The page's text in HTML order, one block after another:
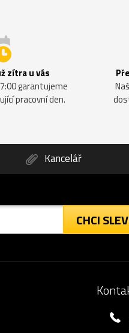
zítra u vás
garantujeme
pracovní den.
Kancelář
CHCI